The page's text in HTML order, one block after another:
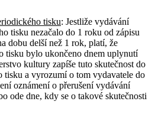
tisku: Jestliže vydávání
tisku nezačalo do 1 roku od zápisu
dobu delší než 1 rok, platí, že
tisku bylo ukončeno dnem uplynutí
kultury zapíše tuto skutečnost do
tisku a vyrozumí o tom vydavatele do
oznámení o přerušení vydávání
ode dne, kdy se o takové skutečnosti